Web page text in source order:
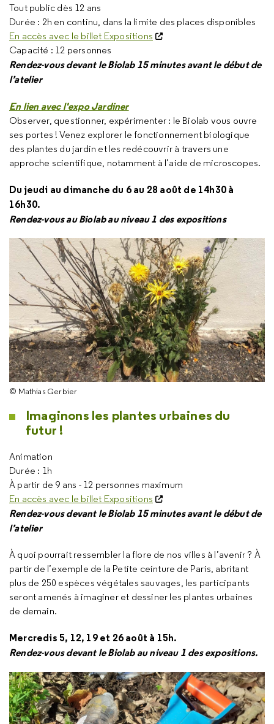
Tout public dès 12 ans
Durée : 2h en continu, dans la limite des places disponibles
En accès avec le billet Expositions
Capacité : 12 personnes
Rendez-vous devant le Biolab 15 minutes avant le début de
l’atelier
En lien avec l'expo Jardiner
Observer, questionner, expérimenter : le Biolab vous ouvre
ses portes ! Venez explorer le fonctionnement biologique
des plantes du jardin et les redécouvrir à travers une
approche scientifique, notamment à l’aide de microscopes.
Du jeudi au dimanche du 6 au 28 août de 14h30 à
16h30.
Rendez-vous au Biolab au niveau 1 des expositions
© Mathias Gerbier
Imaginons les plantes urbaines du
futur !
Animation
Durée : 1h
À partir de 9 ans - 12 personnes maximum
En accès avec le billet Expositions
Rendez-vous devant le Biolab 15 minutes avant le début de
l’atelier
À quoi pourrait ressembler la flore de nos villes à l’avenir ? À
partir de l’exemple de la Petite ceinture de Paris, abritant
plus de 250 espèces végétales sauvages, les participants
seront amenés à imaginer et dessiner les plantes urbaines
de demain.
Mercredis 5, 12, 19 et 26 août à 15h.
Rendez-vous devant le Biolab au niveau 1 des expositions.